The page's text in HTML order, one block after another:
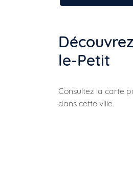
le-Petit
Consultez la carte
dans cette ville.